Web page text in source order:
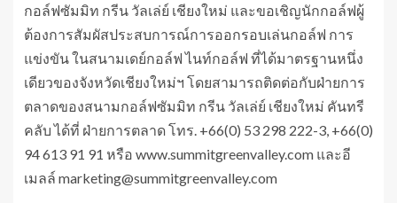
กอล์ฟซัมมิท กรีน วัลเล่ย์ เชียงใหม่ และขอเชิญนักกอล์ฟผู้
ต้องการสัมผัสประสบการณ์การออกรอบเล่นกอล์ฟ การ
แข่งขัน ในสนามเดย์กอล์ฟ ไนท์กอล์ฟ ที่ได้มาตรฐานหนึ่ง
เดียวของจังหวัดเชียงใหม่ฯ โดยสามารถติดต่อกับฝ่ายการ
ตลาดของสนามกอล์ฟซัมมิท กรีน วัลเล่ย์ เชียงใหม่ คันทรี
คลับ ได้ที่ ฝ่ายการตลาด โทร. +66(0) 53 298 222-3, +66(0)
94 613 91 91 หรือ www.summitgreenvalley.com และอี
เมลล์ marketing@summitgreenvalley.com